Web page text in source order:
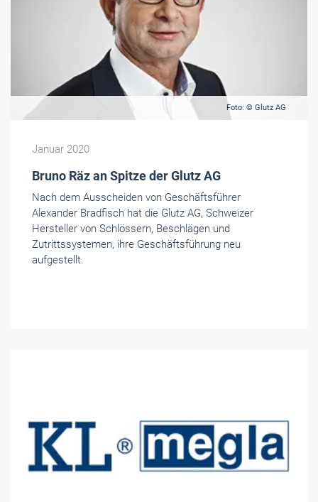
Foto: © Glutz AG
Januar 2020
Bruno Räz an Spitze der Glutz AG
Nach dem Ausscheiden von Geschäftsführer
Alexander Bradfisch hat die Glutz AG, Schweizer
Hersteller von Schlössern, Beschlägen und
Zutrittssystemen, ihre Geschäftsführung neu
aufgestellt.